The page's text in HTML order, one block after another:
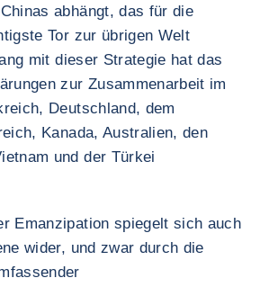
abhängt, das für die
Tor zur übrigen Welt
mit dieser Strategie hat das
zur Zusammenarbeit im
Deutschland, dem
Kanada, Australien, den
und der Türkei
Emanzipation spiegelt sich auch
wider, und zwar durch die